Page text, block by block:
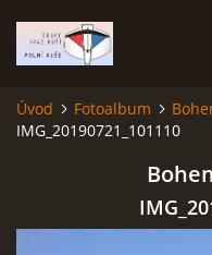
ÚVOD
TERMÍNOVÝ KALENDÁŘ
Úvod Fotoalbum
IMG_20190721_101110